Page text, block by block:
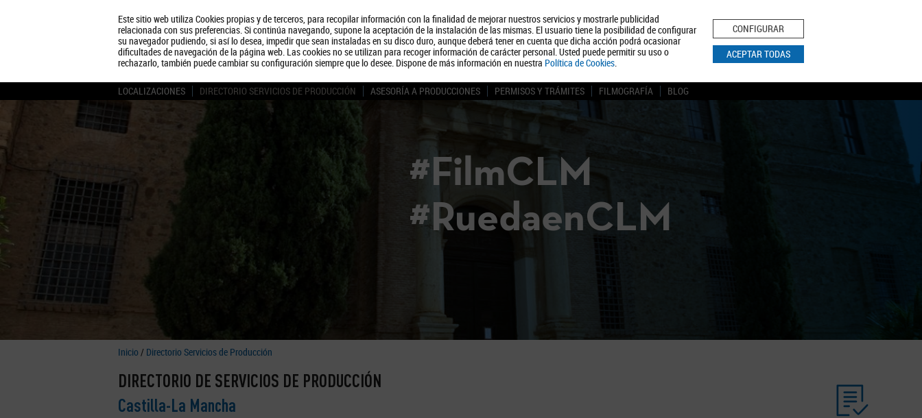
Este sitio web utiliza Cookies propias y de terceros, para recopilar información con la finalidad de mejorar nuestros servicios y mostrarle publicidad
relacionada con sus preferencias. Si continúa navegando, supone la aceptación de la instalación de las mismas. El usuario tiene la posibilidad de configurar
su navegador pudiendo, si así lo desea, impedir que sean instaladas en su disco duro, aunque deberá tener en cuenta que dicha acción podrá ocasionar
dificultades de navegación de la página web. Las cookies no se utilizan para recoger información de carácter personal. Usted puede permitir su uso o
rechazarlo, también puede cambiar su configuración siempre que lo desee. Dispone de más información en nuestra Política de Cookies.
CONFIGURAR
ACEPTAR TODAS
Quiénes somos Turismo Política de Privacidad Aviso Legal Política de Cookies
BUSCAR
LOCALIZACIONES DIRECTORIO SERVICIOS DE PRODUCCIÓN ASESORÍA A PRODUCCIONES PERMISOS Y TRÁMITES FILMOGRAFÍA BLOG
#FilmCLM
#RuedaenCLM
Inicio / Directorio Servicios de Producción
DIRECTORIO DE SERVICIOS DE PRODUCCIÓN
Castilla-La Mancha